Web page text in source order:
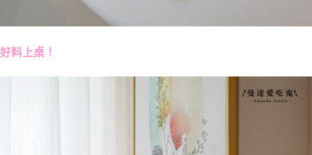
好料上桌！